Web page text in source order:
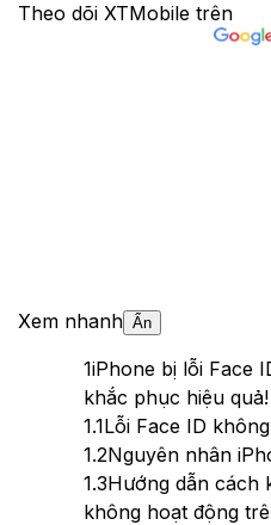
Theo dõi XTMobile trên
Xem nhanh Ẩn
1iPhone bị lỗi Face
khắc phục hiệu quả!
1.1Lỗi Face ID
1.2Nguyên nhân
1.3Hướng dẫn cách
không hoạt động